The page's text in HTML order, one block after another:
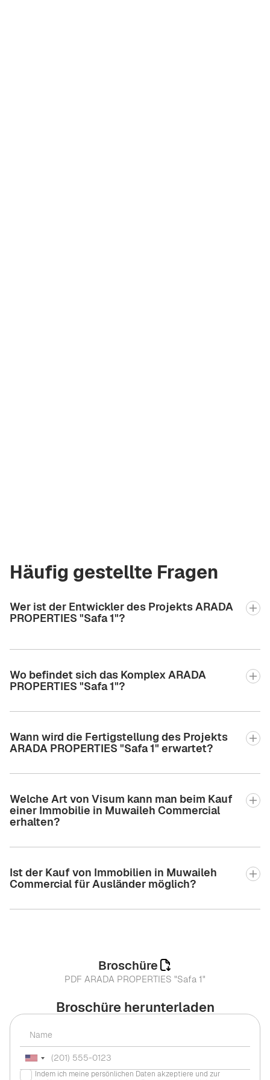
Häufig gestellte Fragen
Wer ist der Entwickler des Projekts ARADA
PROPERTIES "Safa 1"?
Wo befindet sich das Komplex ARADA
PROPERTIES "Safa 1"?
Wann wird die Fertigstellung des Projekts
ARADA PROPERTIES "Safa 1" erwartet?
Welche Art von Visum kann man beim Kauf
einer Immobilie in Muwaileh Commercial
erhalten?
Ist der Kauf von Immobilien in Muwaileh
Commercial für Ausländer möglich?
Broschüre herunterladen
Indem ich meine persönlichen Daten akzeptiere und zur
Broschüre
PDF ARADA PROPERTIES "Safa 1"